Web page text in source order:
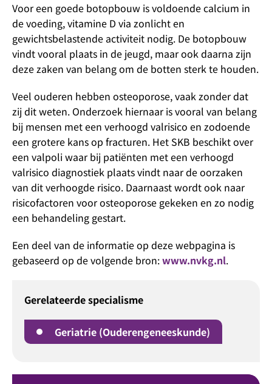
Voor een goede botopbouw is voldoende calcium in
de voeding, vitamine D via zonlicht en
gewichtsbelastende activiteit nodig. De botopbouw
vindt vooral plaats in de jeugd, maar ook daarna zijn
deze zaken van belang om de botten sterk te houden.
Veel ouderen hebben osteoporose, vaak zonder dat
zij dit weten. Onderzoek hiernaar is vooral van belang
bij mensen met een verhoogd valrisico en zodoende
een grotere kans op fracturen. Het SKB beschikt over
een valpoli waar bij patiënten met een verhoogd
valrisico diagnostiek plaats vindt naar de oorzaken
van dit verhoogde risico. Daarnaast wordt ook naar
risicofactoren voor osteoporose gekeken en zo nodig
een behandeling gestart.
Een deel van de informatie op deze webpagina is
gebaseerd op de volgende bron:www.nvkg.nl.
Gerelateerde specialisme
Geriatrie (Ouderengeneeskunde)